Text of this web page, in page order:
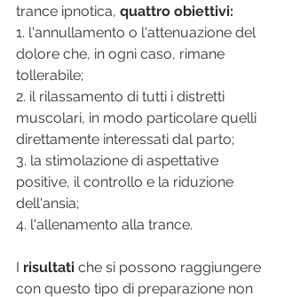
trance ipnotica, quattro obiettivi:
1. l'annullamento o l'attenuazione del
dolore che, in ogni caso, rimane
tollerabile;
2. il rilassamento di tutti i distretti
muscolari, in modo particolare quelli
direttamente interessati dal parto;
3. la stimolazione di aspettative
positive, il controllo e la riduzione
dell'ansia;
4. l'allenamento alla trance.
I risultati che si possono raggiungere
con questo tipo di preparazione non